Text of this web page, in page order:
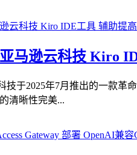
马逊云科技 Kiro
技于2025年7月推出的一款革
清晰性完美...